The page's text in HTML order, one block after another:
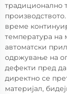
традиционално
време
температура на
автоматски
одржување на
дефекти пред да
директно се
материјал,